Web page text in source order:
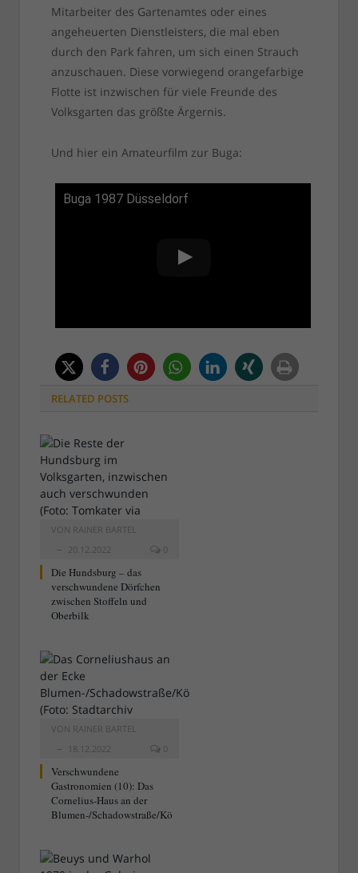
Mitarbeiter des Gartenamtes oder eines
angeheuerten Dienstleisters, die mal eben
durch den Park fahren, um sich einen Strauch
anzuschauen. Diese vorwiegend orangefarbige
Flotte ist inzwischen für viele Freunde des
Volksgarten das größte Ärgernis.
Und hier ein Amateurfilm zur Buga:
Buga 1987 Düsseldorf
RELATED POSTS
VON RAINER BARTEL
20.12.2022
0
Die Hundsburg – das
verschwundene Dörfchen
zwischen Stoffeln und
Oberbilk
VON RAINER BARTEL
18.12.2022
0
Verschwundene
Gastronomien (10): Das
Cornelius-Haus an der
Blumen-/Schadowstraße/Kö